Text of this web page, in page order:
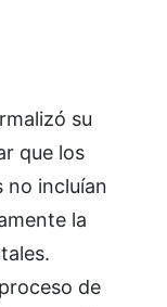
su
que los
no incluían
la
de